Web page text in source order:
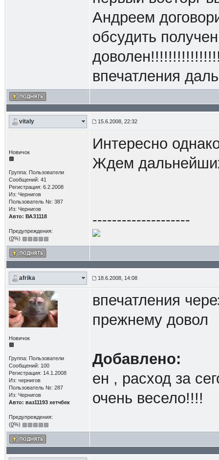
Андреем
обсудить
впечатления
vitaly 15.6.2008, 22:32
Новичок
Группа: Пользователи
Сообщений: 41
Регистрация: 6.2.2008
Из: Чернигов
Пользователь №: 387
Из: Чернигов
Авто: ВАЗ1118
Предупреждения:
(0%)
Интересно
Ждем
--------------------
afrika 18.6.2008, 14:08
Новичок
Группа: Пользователи
Сообщений: 100
Регистрация: 14.1.2008
Из: чернигов
Пользователь №: 287
Из: Чернигов
Авто: ваз11193 хетчбек
Предупреждения:
(0%)
впечатления
прежнему довол
Добавлено:
ен , расход за
очень весело!!!!